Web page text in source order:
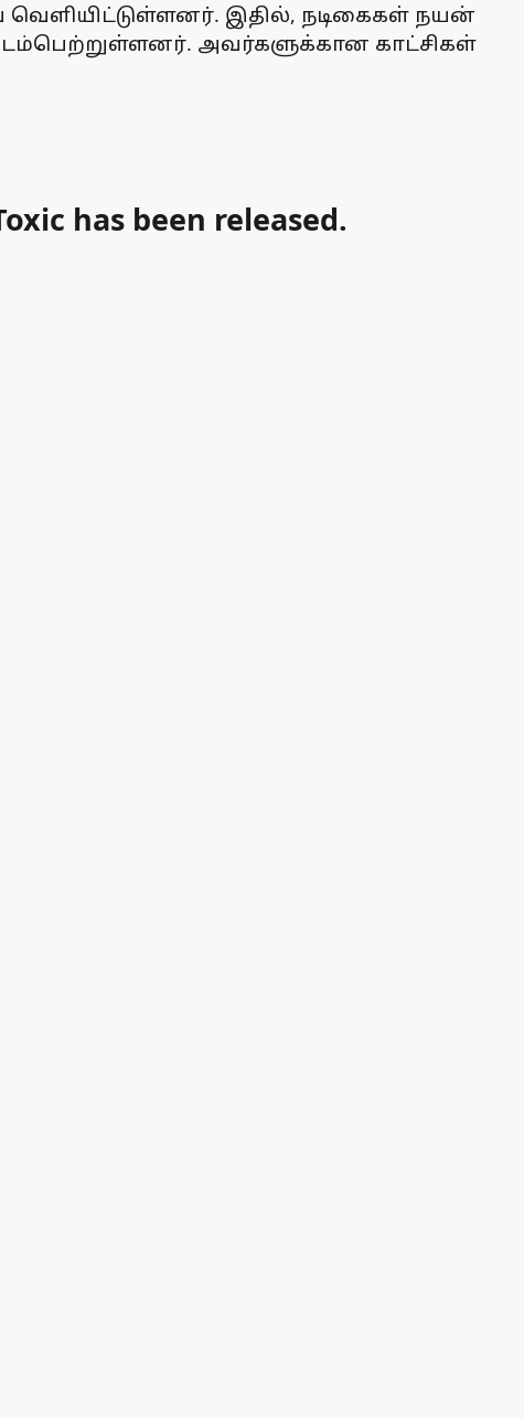
இதில், நடிகைகள் நயன்
அவர்களுக்கான காட்சிகள்
has been released.